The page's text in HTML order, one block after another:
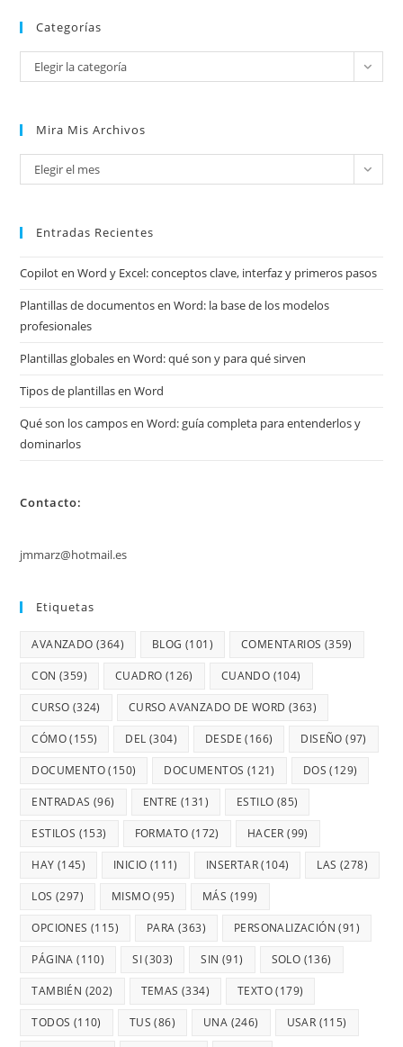
Categorías
Categorías
Elegir la categoría
Mira Mis Archivos
Mira
mis
Elegir el mes
Entradas Recientes
Copilot en Word y Excel: conceptos clave, interfaz y primeros pasos
Plantillas de documentos en Word: la base de los modelos
profesionales
Plantillas globales en Word: qué son y para qué sirven
Tipos de plantillas en Word
Qué son los campos en Word: guía completa para entenderlos y
dominarlos
Contacto:
jmmarz@hotmail.es
Etiquetas
AVANZADO (364) BLOG (101) COMENTARIOS (359)
CON (359) CUADRO (126) CUANDO (104)
CURSO (324) CURSO AVANZADO DE WORD (363)
CÓMO(155) DEL (304) DESDE (166) DISEÑO (97)
DOCUMENTO(150) DOCUMENTOS (121) DOS (129)
ENTRADAS (96) ENTRE (131) ESTILO (85)
ESTILOS (153) FORMATO (172) HACER (99)
HAY (145) INICIO (111) INSERTAR(104) LAS (278)
LOS (297) MISMO(95) MÁS (199)
OPCIONES (115) PARA (363) PERSONALIZACIÓN (91)
PÁGINA (110) SI(303) SIN (91) SOLO (136)
TAMBIÉN (202) TEMAS (334) TEXTO(179)
TODOS (110) TUS (86) UNA (246) USAR (115)